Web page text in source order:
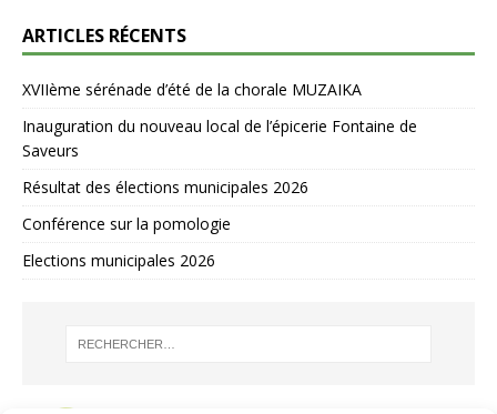
ARTICLES RÉCENTS
XVIIème sérénade d’été de la chorale MUZAIKA
Inauguration du nouveau local de l’épicerie Fontaine de
Saveurs
Résultat des élections municipales 2026
Conférence sur la pomologie
Elections municipales 2026